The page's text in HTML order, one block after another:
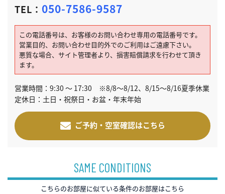
TEL： 050-7586-9587
この電話番号は、お客様のお問い合わせ専用の電話番号です。
営業目的、お問い合わせ目的外でのご利用はご遠慮下さい。
悪質な場合、サイト管理者より、損害賠償請求を行わせて頂き
ます。
営業時間：9:30 ～ 17:30 ※8/8～8/12、8/15～8/16夏季休業
定休日：土日・祝祭日・お盆・年末年始
ご予約・空室確認はこちら
SAME CONDITIONS
こちらのお部屋に似ている条件のお部屋はこちら